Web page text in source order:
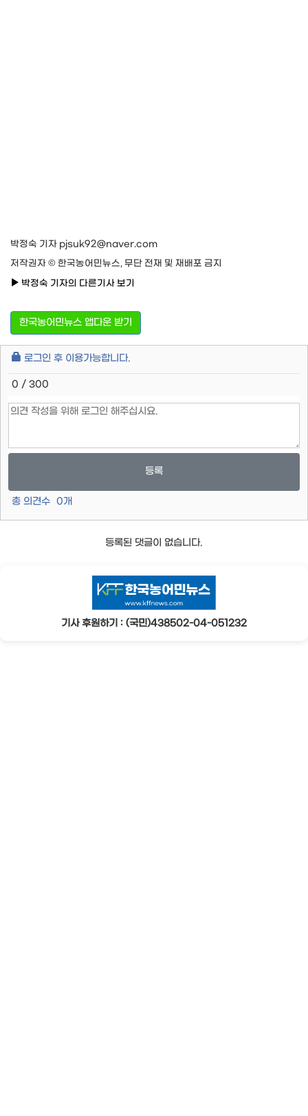
박정숙 기자 pjsuk92@naver.com
저작권자 © 한국농어민뉴스, 무단 전재 및 재배포 금지
박정숙 기자의 다른기사 보기
한국농어민뉴스 앱다운 받기
로그인 후 이용가능합니다.
0 / 300
등록
총 의견수 0개
등록된 댓글이 없습니다.
기사 후원하기 : (국민)438502-04-051232